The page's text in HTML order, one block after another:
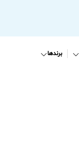
برندها